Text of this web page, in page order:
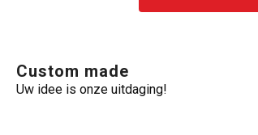
Custom made
Uw idee is onze uitdaging!